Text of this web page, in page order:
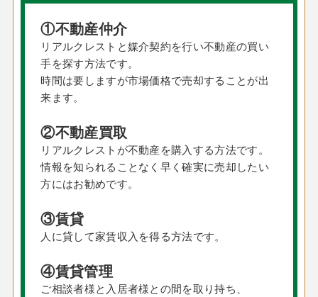
①不動産仲介
リアルクレストと媒介契約を行い不動産の買い
手を探す方法です。
時間は要しますが市場価格で売却することが出
来ます。
②不動産買取
リアルクレストが不動産を購入する方法です。
情報を知られることなく早く確実に売却したい
方にはお勧めです。
③賃貸
人に貸して家賃収入を得る方法です。
④賃貸管理
ご相談者様と入居者様との間を取り持ち、